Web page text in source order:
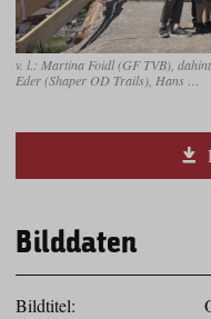
v. l.: Martina Foidl (GF TVB),
Eder (Shaper OD Trails), Hans …
Bilddaten
Bildtitel: